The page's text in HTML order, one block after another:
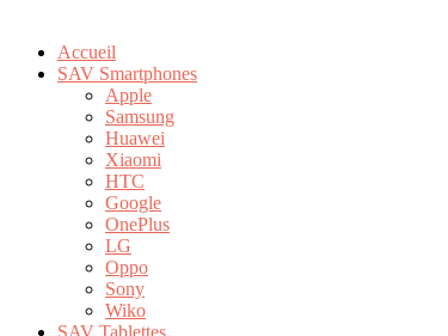
Accueil
SAV Smartphones
Apple
Samsung
Huawei
Xiaomi
HTC
Google
OnePlus
LG
Oppo
Sony
Wiko
SAV Tablettes